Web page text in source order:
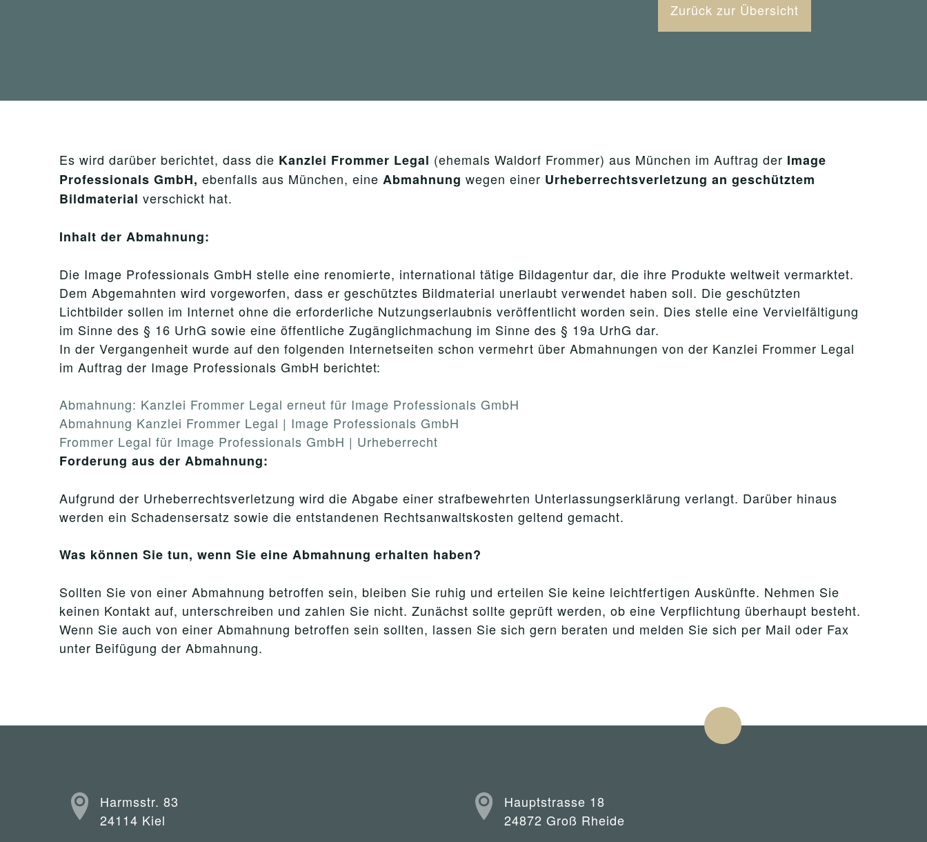
Zurück zur Übersicht
Es wird darüber berichtet, dass die Kanzlei Frommer Legal (ehemals Waldorf Frommer) aus München im Auftrag der Image
Professionals GmbH, ebenfalls aus München, eine Abmahnung wegen einer Urheberrechtsverletzung an geschütztem
Bildmaterial verschickt hat.
Inhalt der Abmahnung:
Die Image Professionals GmbH stelle eine renomierte, international tätige Bildagentur dar, die ihre Produkte weltweit vermarktet.
Dem Abgemahnten wird vorgeworfen, dass er geschütztes Bildmaterial unerlaubt verwendet haben soll. Die geschützten
Lichtbilder sollen im Internet ohne die erforderliche Nutzungserlaubnis veröffentlicht worden sein. Dies stelle eine Vervielfältigung
im Sinne des § 16 UrhG sowie eine öffentliche Zugänglichmachung im Sinne des § 19a UrhG dar.
In der Vergangenheit wurde auf den folgenden Internetseiten schon vermehrt über Abmahnungen von der Kanzlei Frommer Legal
im Auftrag der Image Professionals GmbH berichtet:
Abmahnung: Kanzlei Frommer Legal erneut für Image Professionals GmbH
Abmahnung Kanzlei Frommer Legal | Image Professionals GmbH
Frommer Legal für Image Professionals GmbH | Urheberrecht
Forderung aus der Abmahnung:
Aufgrund der Urheberrechtsverletzung wird die Abgabe einer strafbewehrten Unterlassungserklärung verlangt. Darüber hinaus
werden ein Schadensersatz sowie die entstandenen Rechtsanwaltskosten geltend gemacht.
Was können Sie tun, wenn Sie eine Abmahnung erhalten haben?
Sollten Sie von einer Abmahnung betroffen sein, bleiben Sie ruhig und erteilen Sie keine leichtfertigen Auskünfte. Nehmen Sie
keinen Kontakt auf, unterschreiben und zahlen Sie nicht. Zunächst sollte geprüft werden, ob eine Verpflichtung überhaupt besteht.
Wenn Sie auch von einer Abmahnung betroffen sein sollten, lassen Sie sich gern beraten und melden Sie sich per Mail oder Fax
unter Beifügung der Abmahnung.
Harmsstr. 83
24114 Kiel
Hauptstrasse 18
24872 Groß Rheide